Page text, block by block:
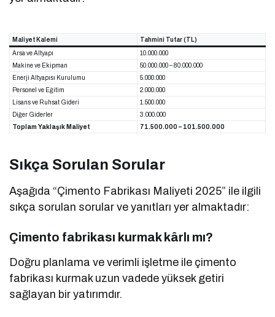
Maliyet Kalemi
Tahmini Tutar (TL)
Arsa ve Altyapı
10.000.000
Makine ve Ekipman
50.000.000 – 80.000.000
Enerji Altyapısı Kurulumu
5.000.000
Personel ve Eğitim
2.000.000
Lisans ve Ruhsat Gideri
1.500.000
Diğer Giderler
3.000.000
Toplam Yaklaşık Maliyet
71.500.000 – 101.500.000
Sıkça Sorulan Sorular
Aşağıda “Çimento Fabrikası Maliyeti 2025” ile ilgili
sıkça sorulan sorular ve yanıtları yer almaktadır:
Çimento fabrikası kurmak kârlı mı?
Doğru planlama ve verimli işletme ile çimento
fabrikası kurmak uzun vadede yüksek getiri
sağlayan bir yatırımdır.